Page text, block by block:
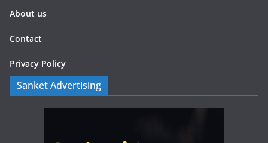
About us
Contact
Privacy Policy
Sanket Advertising